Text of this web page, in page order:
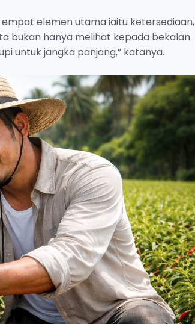
elemen utama iaitu ketersediaan,
bukan hanya melihat kepada bekalan
untuk jangka panjang,” katanya.